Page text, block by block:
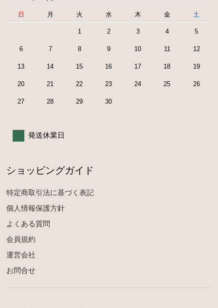
日 月 火 水 木 金 土
1 2 3 4 5
6 7 8 9 10 11 12
13 14 15 16 17 18 19
20 21 22 23 24 25 26
27 28 29 30
発送休業日
ショッピングガイド
特定商取引法に基づく表記
個人情報保護方針
よくある質問
会員規約
運営会社
お問合せ